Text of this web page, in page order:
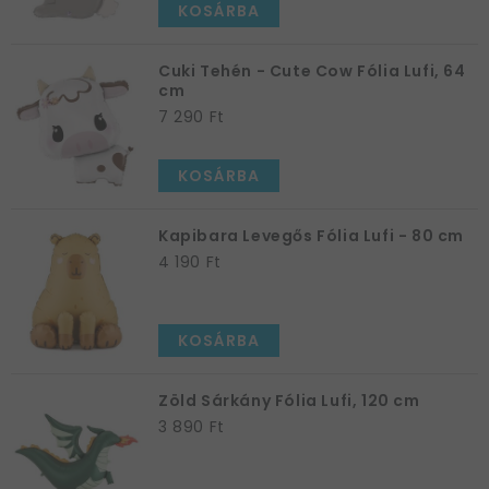
KOSÁRBA
Cuki Tehén - Cute Cow Fólia Lufi, 64
cm
7 290 Ft
KOSÁRBA
Kapibara Levegős Fólia Lufi - 80 cm
4 190 Ft
KOSÁRBA
Zöld Sárkány Fólia Lufi, 120 cm
3 890 Ft